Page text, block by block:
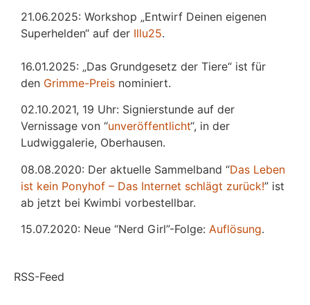
21.06.2025: Workshop „Entwirf Deinen eigenen
Superhelden“ auf der Illu25.
16.01.2025: „Das Grundgesetz der Tiere“ ist für
den Grimme-Preis nominiert.
02.10.2021, 19 Uhr: Signierstunde auf der
Vernissage von “unveröffentlicht“, in der
Ludwiggalerie, Oberhausen.
08.08.2020: Der aktuelle Sammelband “Das Leben
ist kein Ponyhof – Das Internet schlägt zurück!” ist
ab jetzt bei Kwimbi vorbestellbar.
15.07.2020: Neue “Nerd Girl”-Folge: Auflösung.
RSS-Feed